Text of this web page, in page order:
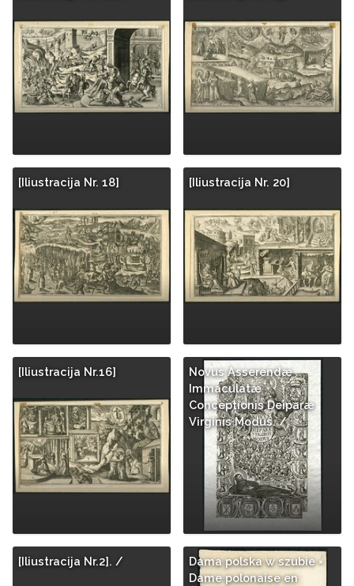
[Iliustracija Nr. 18] [Iliustracija Nr. 20]
[Iliustracija Nr.16]
Novus Asserendæ
Immaculatæ
Conceptionis Deiparæ
Virginis Modus. /
[Iliustracija Nr.2]. /
Dama polska w szubie =
Dame polonaise en